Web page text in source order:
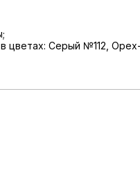
цветах: Серый №112,